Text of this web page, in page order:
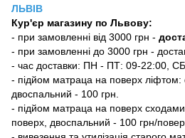
ЛЬВІВ
Кур'єр магазину по Львову:
- при замовленні від 3000 грн -
- при замовленні до 3000 грн -
- час доставки: ПН - ПТ: 09-22:00,
- підйом матраца на поверх ліфтом:
двоспальний - 100 грн.
- підйом матраца на поверх
поверх, двоспальний - 100 грн/